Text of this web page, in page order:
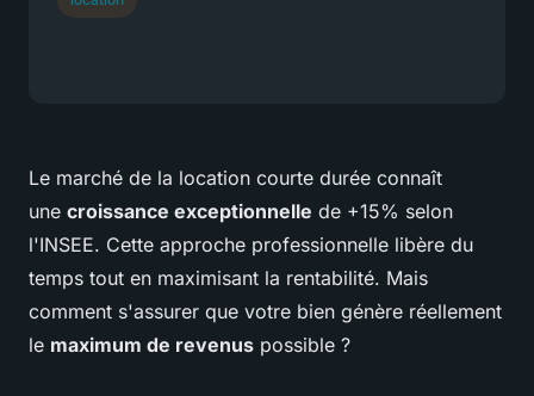
Le marché de la location courte durée connaît
une croissance exceptionnelle de +15% selon
l'INSEE. Cette approche professionnelle libère du
temps tout en maximisant la rentabilité. Mais
comment s'assurer que votre bien génère réellement
le maximum de revenus possible ?